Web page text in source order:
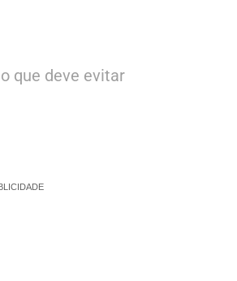
que deve evitar